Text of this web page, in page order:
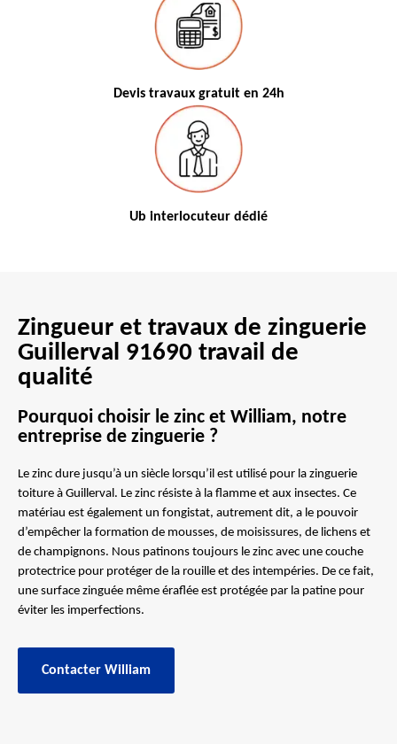
Devis travaux gratuit en 24h
Ub interlocuteur dédié
Zingueur et travaux de zinguerie
Guillerval 91690 travail de
qualité
Pourquoi choisir le zinc et William, notre
entreprise de zinguerie ?
Le zinc dure jusqu’à un siècle lorsqu’il est utilisé pour la zinguerie
toiture à Guillerval. Le zinc résiste à la flamme et aux insectes. Ce
matériau est également un fongistat, autrement dit, a le pouvoir
d’empêcher la formation de mousses, de moisissures, de lichens et
de champignons. Nous patinons toujours le zinc avec une couche
protectrice pour protéger de la rouille et des intempéries. De ce fait,
une surface zinguée même éraflée est protégée par la patine pour
éviter les imperfections.
Contacter William